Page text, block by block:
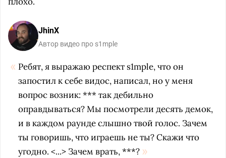
JhinX
Автор видео про s1mple
Ребят, я выражаю респект s1mple, что он
запостил к себе видос, написал, но у меня
вопрос возник: *** так дебильно
оправдываться? Мы посмотрели десять демок,
и в каждом раунде слышно твой голос. Зачем
ты говоришь, что играешь не ты? Скажи что
угодно. <...> Зачем врать, ***?